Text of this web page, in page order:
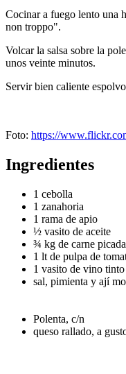
Cocinar a fuego lento una
non troppo".
Volcar la salsa sobre la
unos veinte minutos.
Servir bien caliente
Foto: https://
Ingredientes
1 cebolla
1 zanahoria
1 rama de apio
½ vasito de aceite
¾ kg de carne picada
1 lt de pulpa de
1 vasito de vino tinto
sal, pimienta y ají
Polenta, c/n
queso rallado, a